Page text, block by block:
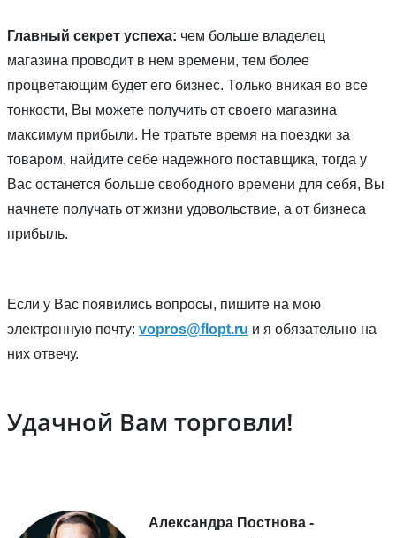
Главный секрет успеха: чем больше владелец
магазина проводит в нем времени, тем более
процветающим будет его бизнес. Только вникая во все
тонкости, Вы можете получить от своего магазина
максимум прибыли. Не тратьте время на поездки за
товаром, найдите себе надежного поставщика, тогда у
Вас останется больше свободного времени для себя, Вы
начнете получать от жизни удовольствие, а от бизнеса
прибыль.
Если у Вас появились вопросы, пишите на мою
электронную почту: vopros@flopt.ru и я обязательно на
них отвечу.
Удачной Вам торговли!
Александра Постнова -